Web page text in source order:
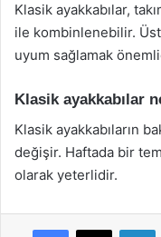
Klasik ayakkabılar,
ile kombinlenebilir.
uyum sağlamak
Klasik ayakkabılar
Klasik ayakkabıların
değişir. Haftada bir
olarak yeterlidir.
Facebook
X